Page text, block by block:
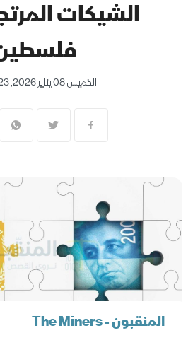
الشيكات
الخميس 08 يناير 2026, 10:23 ص
المنقبون - The Miners